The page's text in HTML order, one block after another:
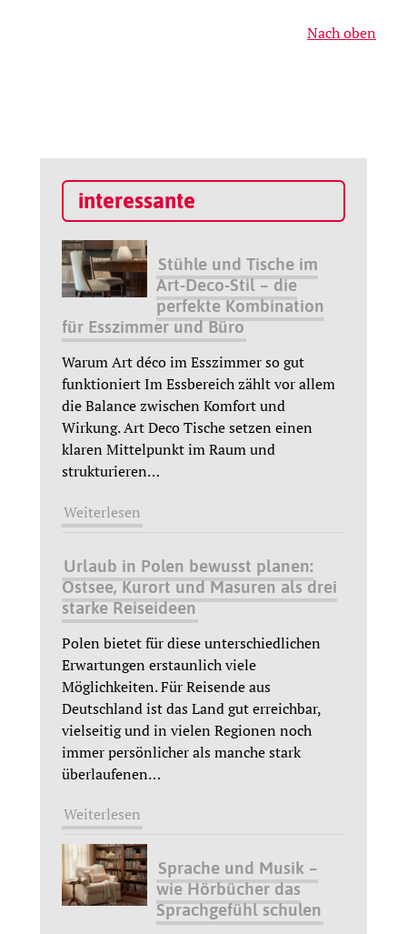
Nach oben
interessante
Stühle und Tische im
Art-Deco-Stil – die
perfekte Kombination
für Esszimmer und Büro
Warum Art déco im Esszimmer so gut
funktioniert Im Essbereich zählt vor allem
die Balance zwischen Komfort und
Wirkung. Art Deco Tische setzen einen
klaren Mittelpunkt im Raum und
strukturieren…
Weiterlesen
Urlaub in Polen bewusst planen:
Ostsee, Kurort und Masuren als drei
starke Reiseideen
Polen bietet für diese unterschiedlichen
Erwartungen erstaunlich viele
Möglichkeiten. Für Reisende aus
Deutschland ist das Land gut erreichbar,
vielseitig und in vielen Regionen noch
immer persönlicher als manche stark
überlaufenen…
Weiterlesen
Sprache und Musik –
wie Hörbücher das
Sprachgefühl schulen